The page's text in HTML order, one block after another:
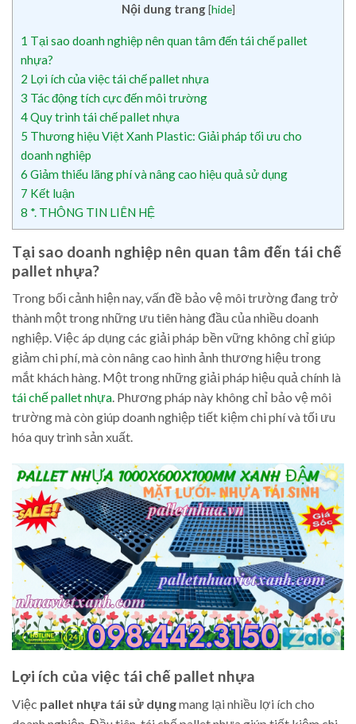
Nội dung trang [hide]
1 Tại sao doanh nghiệp nên quan tâm đến tái chế pallet
nhựa?
2 Lợi ích của việc tái chế pallet nhựa
3 Tác động tích cực đến môi trường
4Quy trình tái chế pallet nhựa
5 Thương hiệu Việt Xanh Plastic: Giải pháp tối ưu cho
doanh nghiệp
6 Giảm thiểu lãng phí và nâng cao hiệu quả sử dụng
7 Kết luận
8 *. THÔNG TIN LIÊN HỆ
Tại sao doanh nghiệp nên quan tâm đến tái chế
pallet nhựa?
Trong bối cảnh hiện nay, vấn đề bảo vệ môi trường đang trở
thành một trong những ưu tiên hàng đầu của nhiều doanh
nghiệp. Việc áp dụng các giải pháp bền vững không chỉ giúp
giảm chi phí, mà còn nâng cao hình ảnh thương hiệu trong
mắt khách hàng. Một trong những giải pháp hiệu quả chính là
tái chế pallet nhựa. Phương pháp này không chỉ bảo vệ môi
trường mà còn giúp doanh nghiệp tiết kiệm chi phí và tối ưu
hóa quy trình sản xuất.
Lợi ích của việc tái chế pallet nhựa
Việc pallet nhựa tái sử dụngmang lại nhiều lợi ích cho